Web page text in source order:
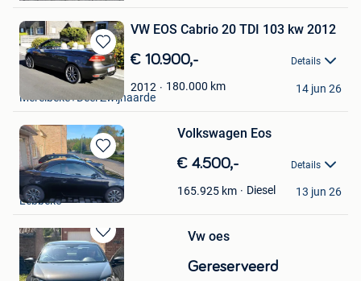
Bewaren
in
Mijn
Favorieten
VW EOS Cabrio 20 TDI 103 kw 2012
€ 10.900,- Details
2012 180.000 km
Merelbeke+Deel Zwijnaarde
14 jun 26
Bewaren
in
Mijn
Favorieten
Volkswagen Eos
€ 4.500,- Details
165.925 km Diesel
Els
Lebbeke
13 jun 26
Bewaren
in
Mijn
Vw oes
Gereserveerd